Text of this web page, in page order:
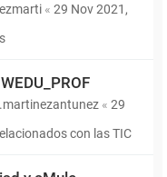
« 29 Nov 2021,
« 29
con las TIC